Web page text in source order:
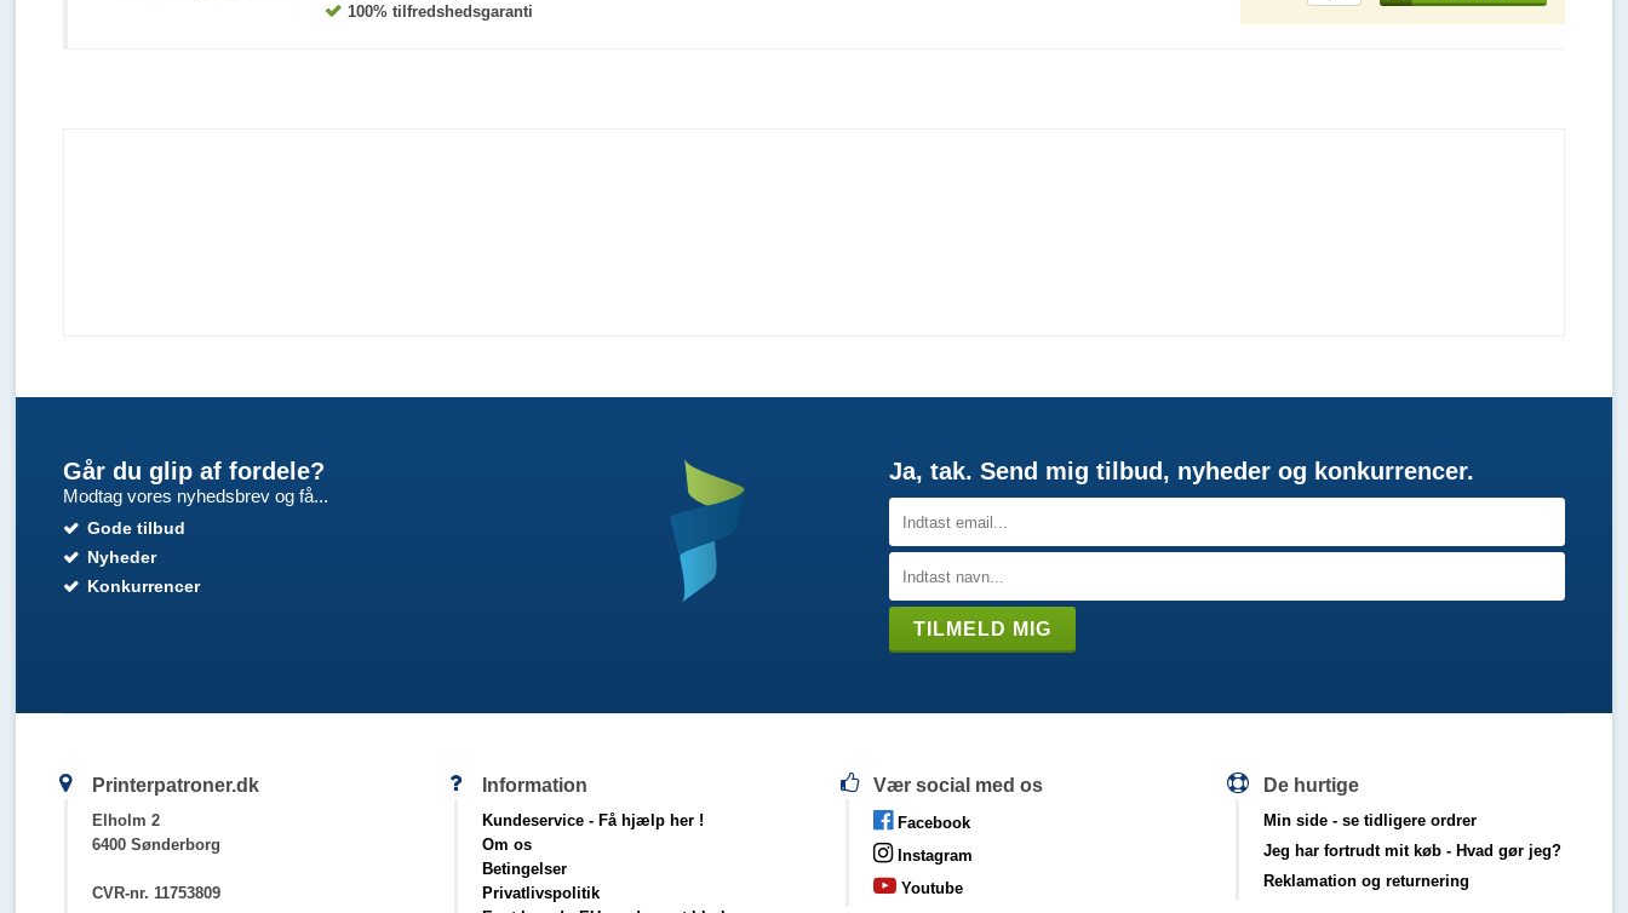
100% tilfredshedsgaranti
Går du glip af fordele?
Modtag vores nyhedsbrev og få...
Gode tilbud
Nyheder
Konkurrencer
Ja, tak. Send mig tilbud, nyheder og konkurrencer.
Printerpatroner.dk
Elholm 2
6400 Sønderborg
CVR-nr. 11753809
Information
Kundeservice - Få hjælp her !
Om os
Betingelser
Privatlivspolitik
Vær social med os
Facebook
Instagram
Youtube
De hurtige
Min side - se tidligere ordrer
Jeg har fortrudt mit køb - Hvad gør jeg?
Reklamation og returnering